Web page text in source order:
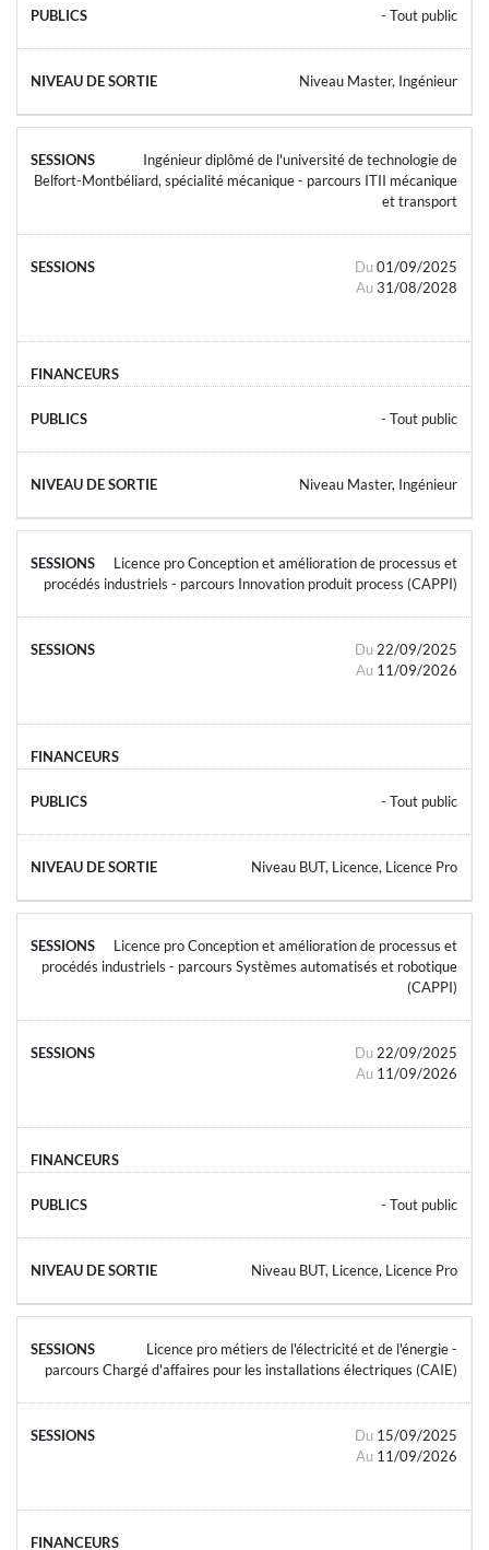
- Tout public
Niveau Master, Ingénieur
Ingénieur diplômé de l'université de technologie de
Belfort-Montbéliard, spécialité mécanique - parcours ITII mécanique
et transport
Du 01/09/2025
Au 31/08/2028
- Tout public
Niveau Master, Ingénieur
Licence pro Conception et amélioration de processus et
procédés industriels - parcours Innovation produit process (CAPPI)
Du 22/09/2025
Au 11/09/2026
- Tout public
Niveau BUT, Licence, Licence Pro
Licence pro Conception et amélioration de processus et
procédés industriels - parcours Systèmes automatisés et robotique
(CAPPI)
Du 22/09/2025
Au 11/09/2026
- Tout public
Niveau BUT, Licence, Licence Pro
Licence pro métiers de l'électricité et de l'énergie -
parcours Chargé d'affaires pour les installations électriques (CAIE)
Du 15/09/2025
Au 11/09/2026